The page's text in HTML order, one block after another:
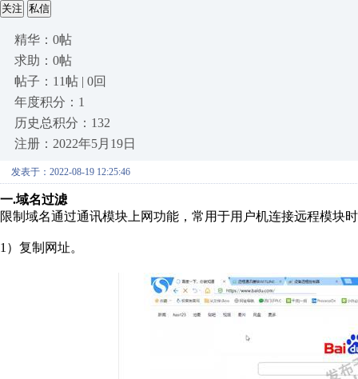
关注 私信
精华：0帖
求助：0帖
帖子：11帖 | 0回
年度积分：1
历史总积分：132
注册：2022年5月19日
发表于：2022-08-19 12:25:46
一.域名过滤
限制域名通过通讯模块上网功能，常用于用户机连接远程模块
1）复制网址。